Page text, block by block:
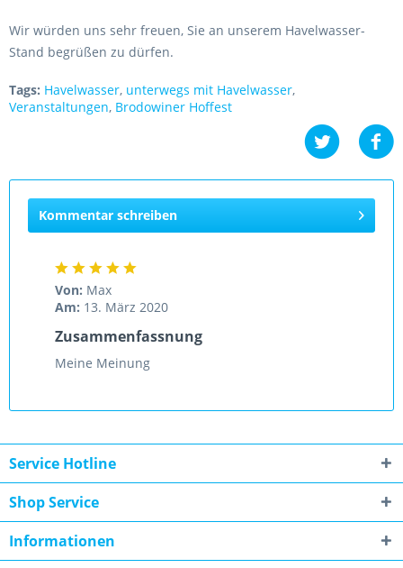
Wir würden uns sehr freuen, Sie an unserem Havelwasser-
Stand begrüßen zu dürfen.
Tags: Havelwasser, unterwegs mit Havelwasser,
Veranstaltungen, Brodowiner Hoffest
Kommentar schreiben
Von: Max
Am: 13. März 2020
Zusammenfassnung
Meine Meinung
Service Hotline
Shop Service
Informationen